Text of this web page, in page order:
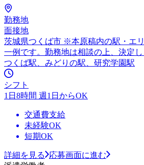
勤務地
面接地
茨城県つくば市 ※本原稿内の駅・エ
一例です。勤務地は相談の上、決定し
つくば駅、みどりの駅、研究学園駅
シフト
1日8時間 週1日からOK
交通費支給
未経験OK
短期OK
詳細を見る
応募画面に進む